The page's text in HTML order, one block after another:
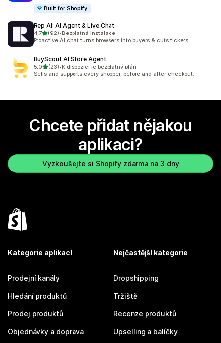
Built for Shopify
Rep AI: AI Agent & Live Chat
4,7z 5 hvězd
(92)
Celkový počet recenzí: 92
•Bezplatná instalace
Proactive AI chat turns browsers into buyers & cuts tickets
BuyScout AI Store Agent
5,0z 5 hvězd
(23)
Celkový počet recenzí: 23
•K dispozici je bezplatný plán
Sells and supports every shopper, before and after checkout.
Chcete přidat nějakou
aplikaci?
Vyzkoušejte si Shopify zdarma na 3 dny
Kategorie aplikací
Prodejní kanály
Hledání produktů
Prodej produktů
Objednávky a doprava
Nejčastější kategorie
Dropshipping
Tržiště
Recenze produktů
Upselling a balíčky